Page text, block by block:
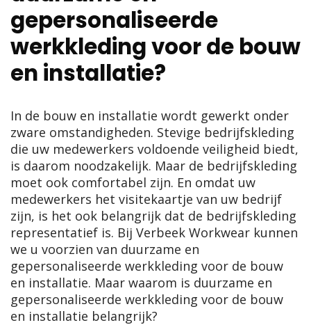
gepersonaliseerde
werkkleding voor de bouw
en installatie?
In de bouw en installatie wordt gewerkt onder
zware omstandigheden. Stevige bedrijfskleding
die uw medewerkers voldoende veiligheid biedt,
is daarom noodzakelijk. Maar de bedrijfskleding
moet ook comfortabel zijn. En omdat uw
medewerkers het visitekaartje van uw bedrijf
zijn, is het ook belangrijk dat de bedrijfskleding
representatief is. Bij Verbeek Workwear kunnen
we u voorzien van duurzame en
gepersonaliseerde werkkleding voor de bouw
en installatie. Maar waarom is duurzame en
gepersonaliseerde werkkleding voor de bouw
en installatie belangrijk?